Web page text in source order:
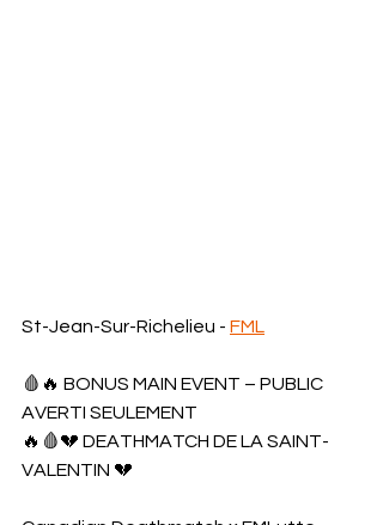
St-Jean-Sur-Richelieu - FML
🩸🔥 BONUS MAIN EVENT – PUBLIC
AVERTI SEULEMENT
🔥🩸💔 DEATHMATCH DE LA SAINT-
VALENTIN 💔